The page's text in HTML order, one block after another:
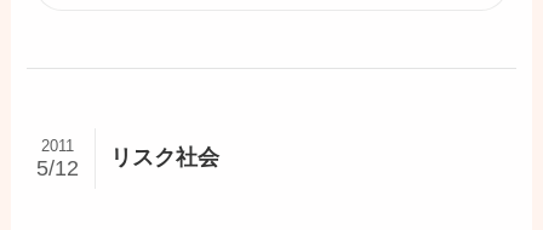
リスク社会
2011
5/12